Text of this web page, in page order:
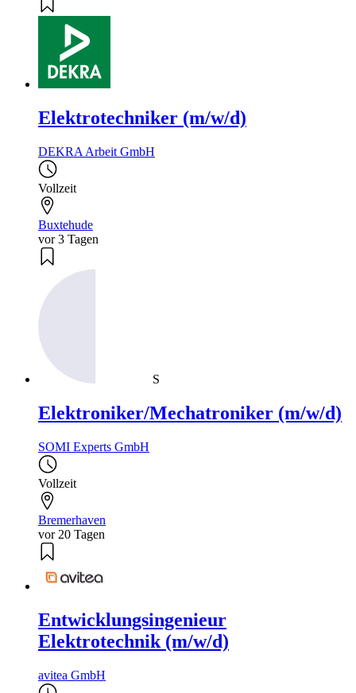
Elektrotechniker (m/w/d)
DEKRA Arbeit GmbH
Vollzeit
Buxtehude
vor 3 Tagen
S
Elektroniker/Mechatroniker (m/w/d)
SOMI Experts GmbH
Vollzeit
Bremerhaven
vor 20 Tagen
Entwicklungsingenieur
Elektrotechnik (m/w/d)
avitea GmbH